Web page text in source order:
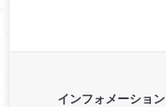
インフォメーション